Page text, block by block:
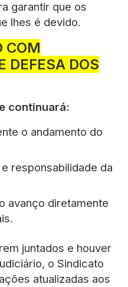
garantir que os
lhes é devido.
COM
DEFESA DOS
continuará:
o andamento do
responsabilidade da
avanço diretamente
juntados e houver
o Sindicato
atualizadas aos